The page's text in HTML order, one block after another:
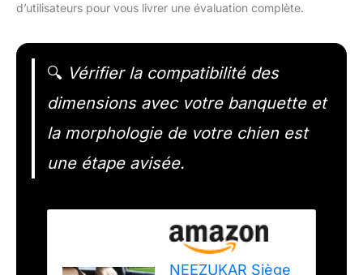
d’utilisateurs pour vous livrer une évaluation complète.
🔍 Vérifier la compatibilité des
dimensions avec votre banquette et
la morphologie de votre chien est
une étape avisée.
NEEZUKAR Siège